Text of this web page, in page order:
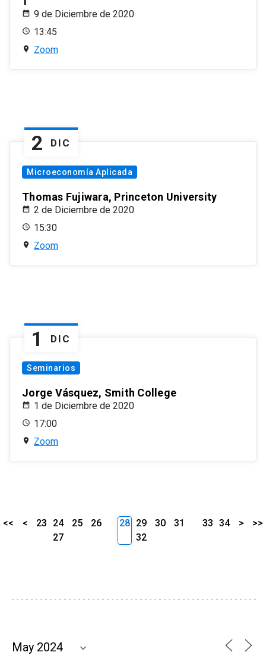
9 de Diciembre de 2020
13:45
Zoom
2 DIC
Microeconomía Aplicada
Thomas Fujiwara, Princeton University
2 de Diciembre de 2020
15:30
Zoom
1 DIC
Seminarios
Jorge Vásquez, Smith College
1 de Diciembre de 2020
17:00
Zoom
<< < 23 24 25
26
27
28 29 30
31
32
33 34 > >>